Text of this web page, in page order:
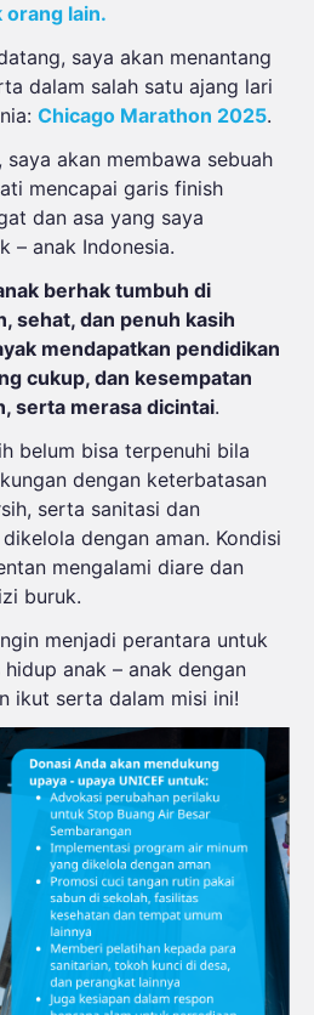
lain.
saya akan menantang
dalam salah satu ajang lari
Chicago Marathon 2025.
akan membawa sebuah
mencapai garis finish
dan asa yang saya
– anak Indonesia.
berhak tumbuh di
sehat, dan penuh kasih
mendapatkan pendidikan
cukup, dan kesempatan
serta merasa dicintai.
belum bisa terpenuhi bila
dengan keterbatasan
serta sanitasi dan
dengan aman. Kondisi
mengalami diare dan
buruk.
menjadi perantara untuk
anak – anak dengan
ikut serta dalam misi ini!